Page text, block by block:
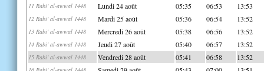
11 Rabi' al-awwal 1448 Lundi 24 août 05:35 06:53 13:53
12 Rabi' al-awwal 1448 Mardi 25 août 05:36 06:54 13:52
13 Rabi' al-awwal 1448 Mercredi 26 août 05:38 06:56 13:52
14 Rabi' al-awwal 1448 Jeudi 27 août 05:40 06:57 13:52
15 Rabi' al-awwal 1448 Vendredi 28 août 05:41 06:58 13:52